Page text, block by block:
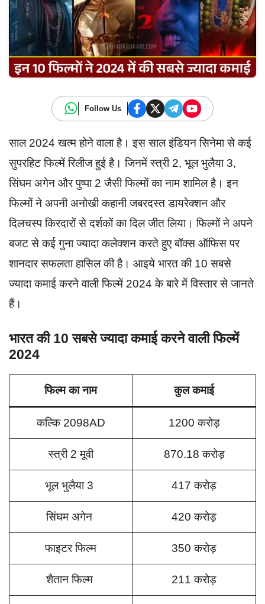
Follow Us
साल 2024 खत्म होने वाला है। इस साल इंडियन सिनेमा से कई
सुपरहिट फिल्में रिलीज हुई है। जिनमें स्त्री 2, भूल भुलैया 3,
सिंघम अगेन और पुष्पा 2 जैसी फिल्मों का नाम शामिल है। इन
फिल्मों ने अपनी अनोखी कहानी जबरदस्त डायरेक्शन और
दिलचस्प किरदारों से दर्शकों का दिल जीत लिया। फिल्मों ने अपने
बजट से कई गुना ज्यादा कलेक्शन करते हुए बॉक्स ऑफिस पर
शानदार सफलता हासिल की है। आइये भारत की 10 सबसे
ज्यादा कमाई करने वाली फिल्में 2024 के बारे में विस्तार से जानते
हैं।
भारत की 10 सबसे ज्यादा कमाई करने वाली फिल्में
2024
फिल्म का नाम कुल कमाई
कल्कि 2098AD 1200 करोड़
स्त्री 2 मूवी 870.18 करोड़
भूल भुलैया 3 417 करोड़
सिंघम अगेन 420 करोड़
फाइटर फिल्म 350 करोड़
शैतान फिल्म 211 करोड़